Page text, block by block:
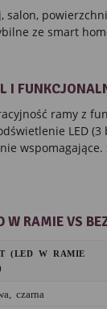
salon,
ze smart
I
ramy z
LED (3
wspomagające.
W RAMIE VS
(LED W RAMIE
czarna